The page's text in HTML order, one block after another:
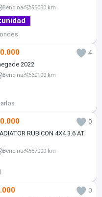
Bencina 95000 km
4
2022
Bencina 30100 km
0
RUBICON 4X4 3.6 AT
Bencina 57000 km
0